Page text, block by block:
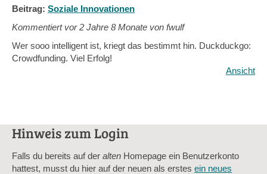
Beitrag: Soziale Innovationen
Kommentiert vor2 Jahre 8 Monate von fwulf
Wer sooo intelligent ist, kriegt das bestimmt hin. Duckduckgo:
Crowdfunding. Viel Erfolg!
Ansicht
Hinweis zum Login
Falls du bereits auf der alten Homepage ein Benutzerkonto
hattest, musst du hier auf der neuen als erstes ein neues